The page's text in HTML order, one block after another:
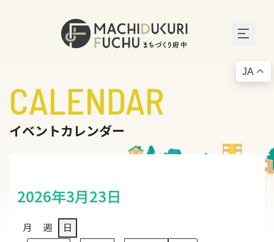
CALENDAR
イベントカレンダー
2026年3月23日
月 週 日
JA